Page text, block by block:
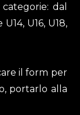
dal
U16, U18,
il form per
portarlo alla